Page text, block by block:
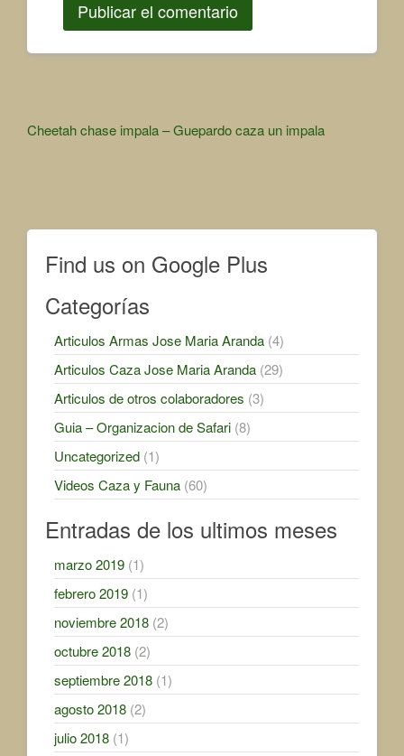
Other
Cheetah chase impala – Guepardo caza un impala
Find us on Google Plus
Categorías
Articulos Armas Jose Maria Aranda (4)
Articulos Caza Jose Maria Aranda (29)
Articulos de otros colaboradores (3)
Guia – Organizacion de Safari (8)
Uncategorized (1)
Videos Caza y Fauna (60)
Entradas de los ultimos meses
marzo 2019 (1)
febrero 2019 (1)
noviembre 2018 (2)
octubre 2018 (2)
septiembre 2018 (1)
agosto 2018 (2)
julio 2018 (1)